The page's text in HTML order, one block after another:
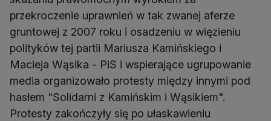
przekroczenie uprawnień w tak zwanej aferze
gruntowej z 2007 roku i osadzeniu w więzieniu
polityków tej partii Mariusza Kamińskiego i
Macieja Wąsika - PiS i wspierające ugrupowanie
media organizowało protesty między innymi pod
hasłem "Solidarni z Kamińskim i Wąsikiem".
Protesty zakończyły się po ułaskawieniu